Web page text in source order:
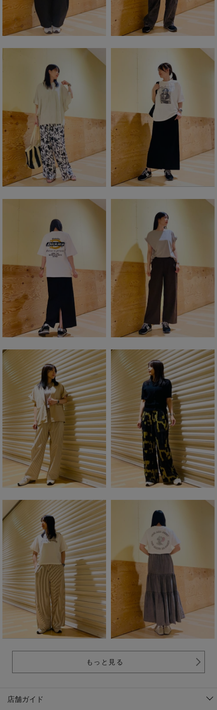
もっと見る
店舗ガイド